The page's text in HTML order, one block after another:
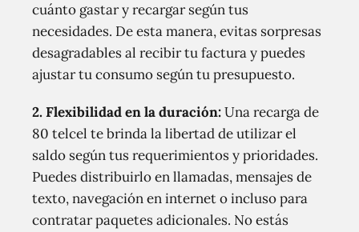
cuánto gastar y recargar según tus
necesidades. De esta manera, evitas sorpresas
desagradables al recibir tu factura y puedes
ajustar tu consumo según tu presupuesto.
2. Flexibilidad en la duración:Una recarga de
80 telcel te brinda la libertad de utilizar el
saldo según tus requerimientos y prioridades.
Puedes distribuirlo en llamadas, mensajes de
texto, navegación en internet o incluso para
contratar paquetes adicionales. No estás